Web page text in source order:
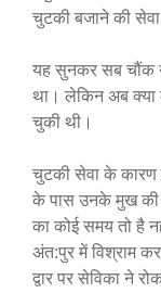
चुटकी बजाने की सेवा
यह सुनकर सब चौंक
था। लेकिन अब क्या
चुकी थी।
चुटकी सेवा के कारण
के पास उनके मुख की
का कोई समय तो है
अंत:पुर में विश्राम
द्वार पर सेविका ने